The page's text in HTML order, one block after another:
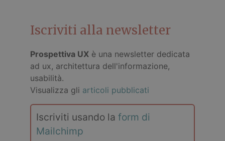
Iscriviti alla newsletter
Prospettiva UX è una newsletter dedicata
ad ux, architettura dell'informazione,
usabilità.
Visualizza gli articoli pubblicati
Iscriviti usando la form di
Mailchimp